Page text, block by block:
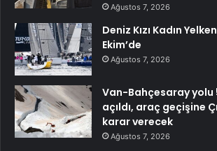
Ağustos 7, 2026
Deniz Kızı Kadın
Ekim’de
Ağustos 7, 2026
Van-Bahçesaray yolu
açıldı, araç geçişine
karar verecek
Ağustos 7, 2026